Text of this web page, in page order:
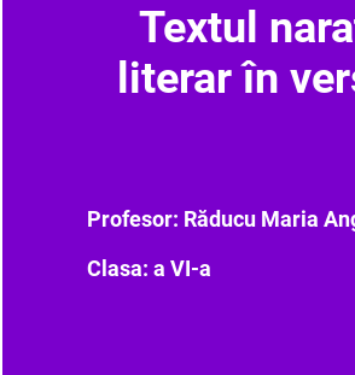
Textul
literar în
Profesor: Răducu Maria
Clasa: a VI-a